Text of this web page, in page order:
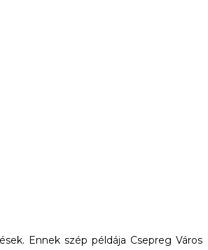
Ennek szép példája Csepreg Város